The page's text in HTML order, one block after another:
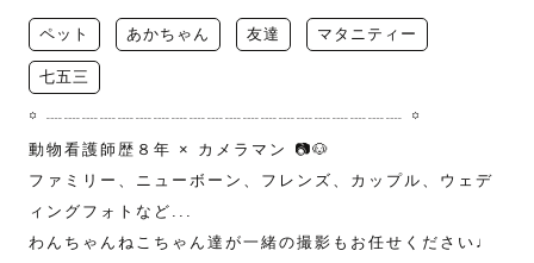
ペット あかちゃん 友達 マタニティー
七五三
꙳ ┈┈┈┈┈┈┈┈┈┈┈┈┈┈┈┈┈┈┈┈ ꙳
動物看護師歴８年 × カメラマン 📷🐶
ファミリー、ニューボーン、フレンズ、カップル、ウェデ
ィングフォトなど...
わんちゃんねこちゃん達が一緒の撮影もお任せください♩